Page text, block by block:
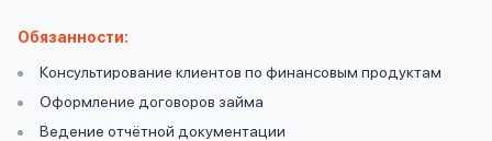
Обязанности:
Консультирование клиентов по финансовым продуктам
Оформление договоров займа
Ведение отчётной документации
Ок
Ок
политикой
даю
согласие